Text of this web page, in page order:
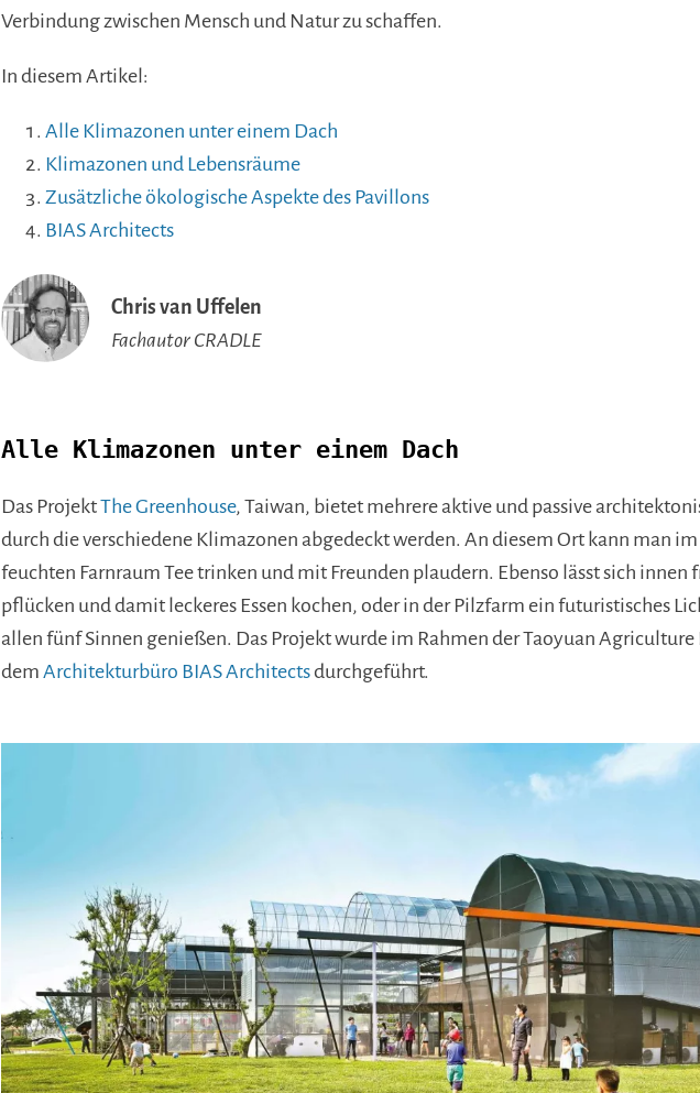
Verbindung zwischen Mensch und Natur zu schaffen.
In diesem Artikel:
Alle Klimazonen unter einem Dach
Klimazonen und Lebensräume
Zusätzliche ökologische Aspekte des Pavillons
BIAS Architects
Chris van Uffelen
Fachautor CRADLE
Alle Klimazonen unter einem Dach
Das ProjektThe Greenhouse, Taiwan, bietet mehrere aktive und passive
durch die verschiedene Klimazonen abgedeckt werden. An diesem Ort kann man
feuchten Farnraum Tee trinken und mit Freunden plaudern. Ebenso lässt sich innen
pflücken und damit leckeres Essen kochen, oder in der Pilzfarm ein futuristisches
allen fünf Sinnen genießen. Das Projekt wurde im Rahmen der Taoyuan Agriculture
dem Architekturbüro BIAS Architectsdurchgeführt.